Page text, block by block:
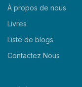
À propos de nous
Livres
Liste de blogs
Contactez Nous